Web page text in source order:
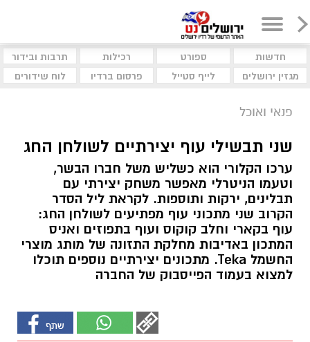
חדשות ספורט רכילות
תרבות ובידור
מגזין ירושלים
לייף סטייל פרסום ברדיו לוח שידורים
פנאי ואוכל
שני תבשילי עוף יצירתיים לשולחן החג
ערכו הקלורי הוא כשליש משל חברו הבשר,
וטעמו הניטרלי מאפשר משחק יצירתי עם
תבלינים, ירקות ותוספות. לקראת ליל הסדר
הקרוב שני מתכוני עוף מפתיעים לשולחן החג:
עוף בקארי וחלב קוקוס ועוף בתפוזים ואניס
המתכון באדיבות מחלקת התזונה של מותג מוצרי
החשמל Teka. מתכונים יצירתיים נוספים תוכלו
למצוא בעמוד הפייסבוק של החברה